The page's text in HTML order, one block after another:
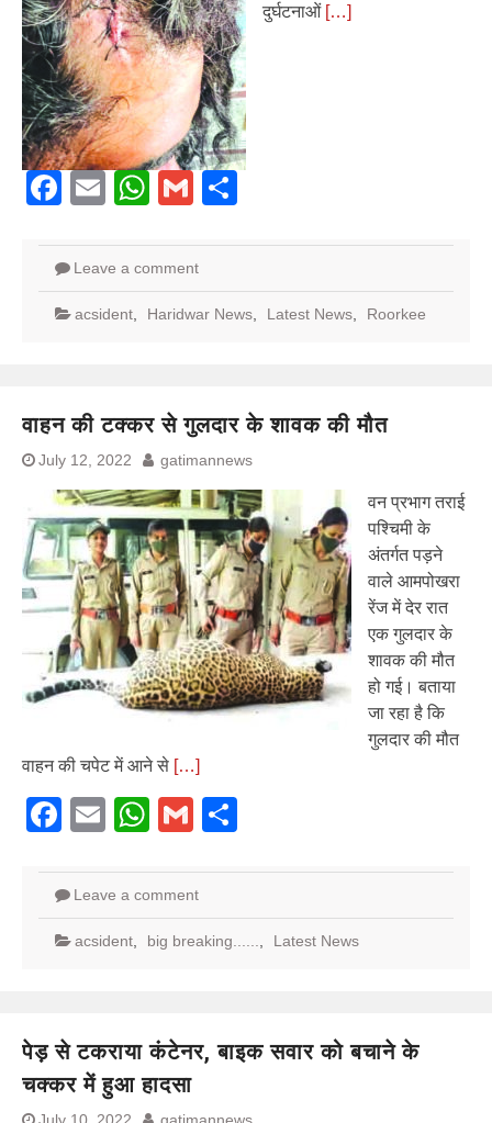
दुर्घटनाओं […]
Facebook
EmailWhatsApp
Gmail
Leave a comment
acsident Haridwar News Latest News Roorkee
वाहन की टक्कर से गुलदार के शावक की मौत
July 12, 2022 gatimannews
वन प्रभाग तराई
पश्चिमी के
अंतर्गत पड़ने
वाले आमपोखरा
रेंज में देर रात
एक गुलदार के
शावक की मौत
हो गई। बताया
जा रहा है कि
गुलदार की मौत
वाहन की चपेट में आने से […]
Facebook
EmailWhatsApp
Gmail
Leave a comment
acsident big breaking...... Latest News
पेड़ से टकराया कंटेनर, बाइक सवार को बचाने के
चक्कर में हुआ हादसा